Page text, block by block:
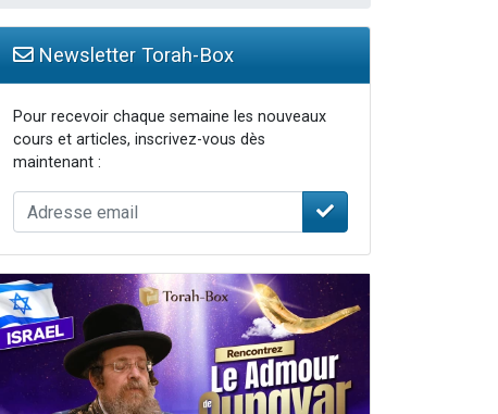
Newsletter Torah-Box
Pour recevoir chaque semaine les nouveaux
cours et articles, inscrivez-vous dès
maintenant :